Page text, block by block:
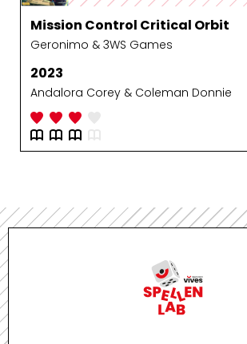
Mission Control Critical Orbit
Geronimo & 3WS Games
2023
Andalora Corey & Coleman Donnie